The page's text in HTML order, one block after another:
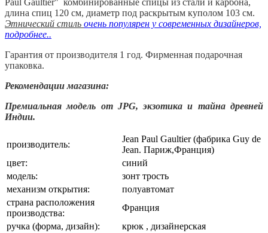
длина спиц 120 см, диаметр под раскрытым куполом 103 см.
Этнический стиль очень популярен у современных дизайнеров,
подробнее..
Гарантия от производителя 1 год. Фирменная подарочная
упаковка.
Рекомендации магазина:
Премиальная модель от JPG, экзотика и тайна древней
Индии.
производитель:
Jean Paul Gaultier (фабрика Guy de
Jean. Париж,Франция)
цвет:
синий
модель:
зонт трость
механизм открытия:
полуавтомат
страна расположения
производства:
Франция
ручка (форма, дизайн):
крюк , дизайнерская